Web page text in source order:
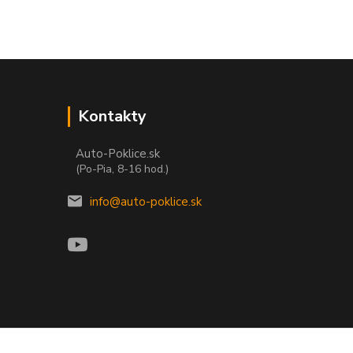
Kontakty
Auto-Poklice.sk
(Po-Pia, 8-16 hod.)
info@auto-poklice.sk